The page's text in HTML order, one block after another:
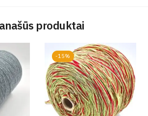
produktai
-15%